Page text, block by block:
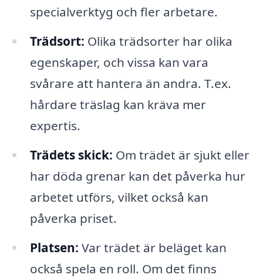
specialverktyg och fler arbetare.
Trädsort: Olika trädsorter har olika
egenskaper, och vissa kan vara
svårare att hantera än andra. T.ex.
hårdare träslag kan kräva mer
expertis.
Trädets skick: Om trädet är sjukt eller
har döda grenar kan det påverka hur
arbetet utförs, vilket också kan
påverka priset.
Platsen: Var trädet är beläget kan
också spela en roll. Om det finns